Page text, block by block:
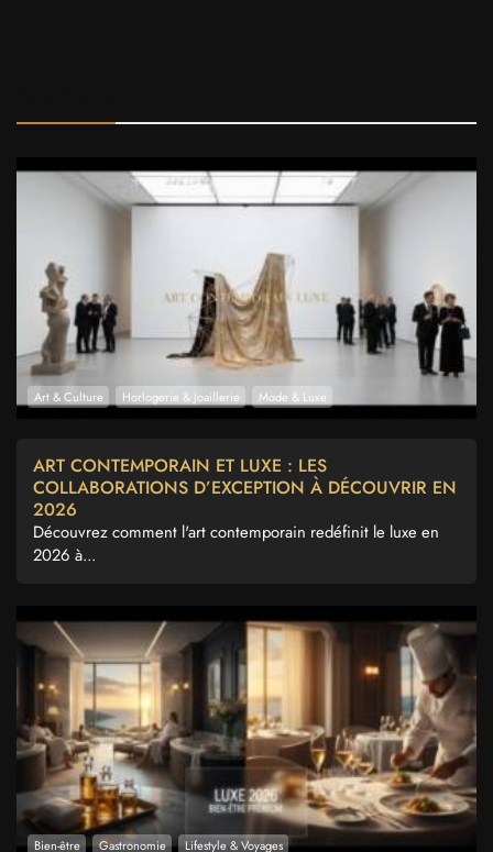
Art & Culture Horlogerie & Joaillerie Mode & Luxe
ART CONTEMPORAIN ET LUXE : LES
COLLABORATIONS D’EXCEPTION À DÉCOUVRIR EN
2026
Découvrez comment l'art contemporain redéfinit le luxe en
2026 à...
Bien-être Gastronomie Lifestyle & Voyages